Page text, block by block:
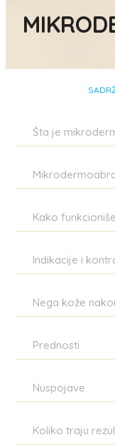
Šta je
Kako
Indikacije i
Nega kože
Prednosti
Nuspojave
Koliko traju